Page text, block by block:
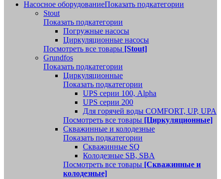
Насосное оборудованиеПоказать подкатегории
Stout
Показать подкатегории
Погружные насосы
Циркуляционные насосы
Посмотреть все товары [Stout]
Grundfos
Показать подкатегории
Циркуляционные
Показать подкатегории
UPS серии 100, Alpha
UPS серии 200
Для горячей воды COMFORT, UP, UPA
Посмотреть все товары [Циркуляционные]
Скважинные и колодезные
Показать подкатегории
Скважинные SQ
Колодезные SB, SBA
Посмотреть все товары [Скважинные и
колодезные]